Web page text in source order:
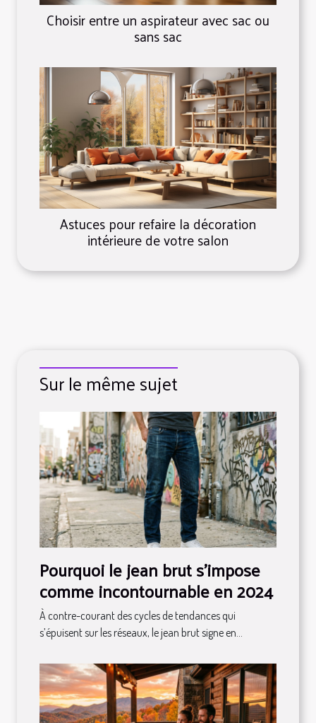
Choisir entre un aspirateur avec sac ou
sans sac
Astuces pour refaire la décoration
intérieure de votre salon
Sur le même sujet
Pourquoi le jean brut s’impose
comme incontournable en 2024
À contre-courant des cycles de tendances qui
s’épuisent sur les réseaux, le jean brut signe en...